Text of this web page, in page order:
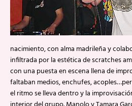
nacimiento, con alma madrileña y
infiltrada por la estética de scratches
con una puesta en escena llena de
faltaban medios, enchufes,
el ritmo se lleva dentro y la